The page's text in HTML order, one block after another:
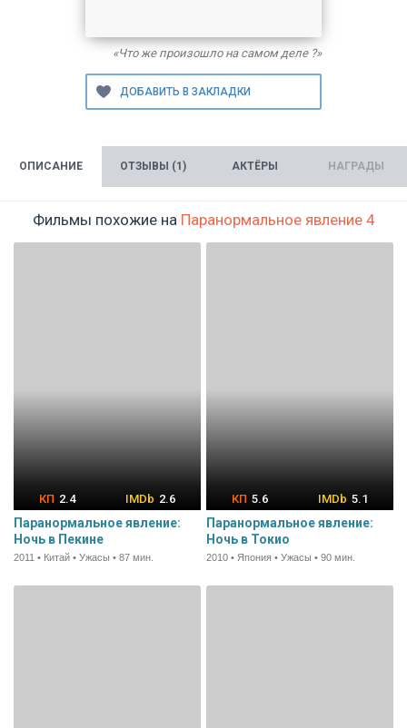
«Что же произошло на самом деле ?»
ОПИСАНИЕ ОТЗЫВЫ (1) АКТЁРЫ НАГРАДЫ
Фильмы похожие на Паранормальное явление 4
2.4 2.6
Паранормальное явление:
Ночь в Пекине
2011 • Китай • Ужасы • 87 мин.
5.6 5.1
Паранормальное явление:
Ночь в Токио
2010 • Япония • Ужасы • 90 мин.